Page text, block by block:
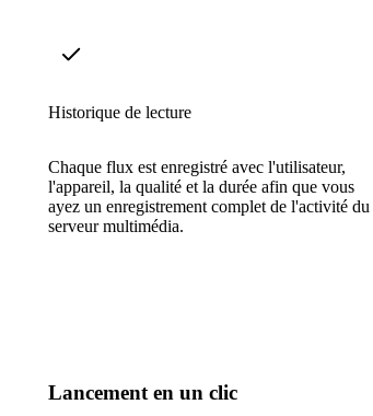
Historique de lecture
Chaque flux est enregistré avec l'utilisateur,
l'appareil, la qualité et la durée afin que vous
ayez un enregistrement complet de l'activité du
serveur multimédia.
Lancement en un clic